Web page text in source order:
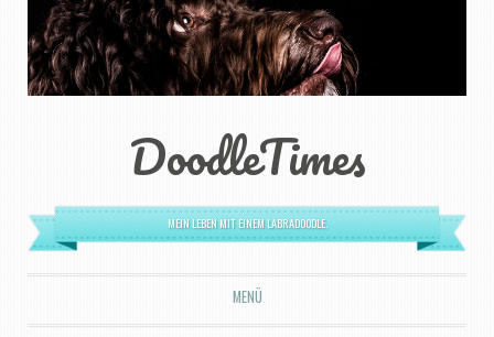
DoodleTimes
MEIN LEBEN MIT EINEM LABRADOODLE.
MENÜ
ZUM INHALT SPRINGEN